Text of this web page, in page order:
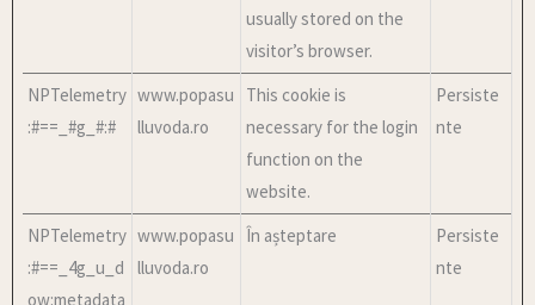
usually stored on the
visitor’s browser.
NPTelemetry
:#==_#g_#:#
www.popasu
lluvoda.ro
This cookie is
necessary for the login
function on the
website.
Persiste
nte
NPTelemetry
:#==_4g_u_d
ow:metadata
www.popasu
lluvoda.ro
În așteptare
Persiste
nte